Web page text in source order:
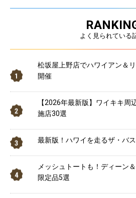
よく見られている
松坂屋上野店でハワイアン＆
開催
【2026年最新版】ワイキキ周
施店30選
最新版！ハワイを走るザ・バ
メッシュトートも！ディーン
限定品5選